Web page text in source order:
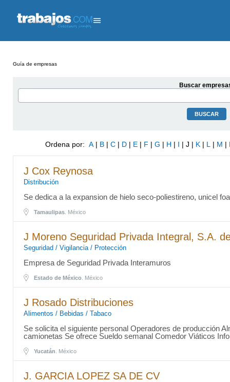
Guía de empresas
Buscar
Ordena por: A| B| C| D| E| F | G | H | I | J | K| L | M |
J Cox Reynosa
Distribución
Se dedica a la expansion de hielo seco-poliestireno, unicel
Tamaulipas . México
J Moreno Seguridad Privada Integral, S.A.
Seguridad / Vigilancia / Protección
Empresa de Seguridad Privada Interamuros
Estado de México . México
J Rosado Distribuciones
Alimentos / Bebidas / Tabaco
Se solicita el siguiente personal Operadores de producción
camionetas Se ofrece Sueldo semanal Comedor Viáticos
Yucatán . México
J. GARCIA LOPEZ SA DE CV